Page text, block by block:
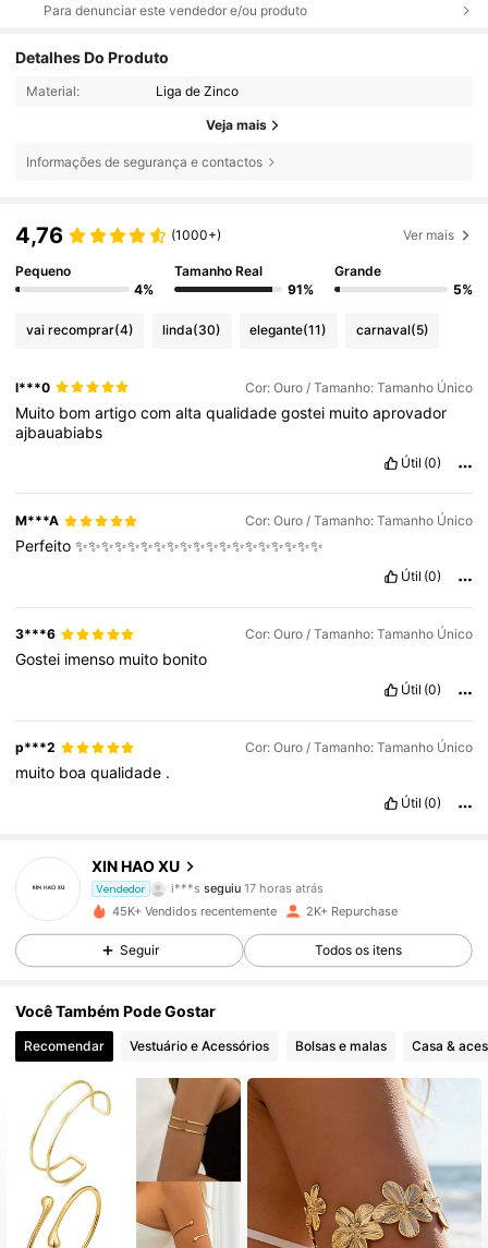
Para denunciar este vendedor e/ou produto
Detalhes Do Produto
Material: Liga de Zinco
Veja mais
Informações de segurança e contactos
4,76 (1000+) Ver mais
Pequeno
4%
Tamanho Real
91%
Grande
5%
vai recomprar(4) linda(30) elegante(11) carnaval(5)
l***0 Cor: Ouro / Tamanho: Tamanho Único
Muito bomartigocomaltaqualidadegostei muitoaprovador
ajbauabiabs
Útil (0)
M***A Cor: Ouro / Tamanho: Tamanho Único
Perfeito✨✨✨✨✨✨✨✨✨✨✨✨✨✨✨✨✨✨✨
Útil (0)
3***6 Cor: Ouro / Tamanho: Tamanho Único
Gostei imenso muito bonito
Útil (0)
p***2 Cor: Ouro / Tamanho: Tamanho Único
muito boaqualidade .
Útil (0)
XIN HAO XU
Vendedor
i***s
4,75
1.1K Seguidores
1.1K Seguidores
4,75
4,75 1.1K Seguidores
1.1K Seguidores
4,75 1.1K Seguidores
45K+ Vendidos recentemente 2K+ Repurchase
Seguir Todos os itens
Você Também Pode Gostar
Recomendar Vestuário e Acessórios Bolsas e malas Casa &